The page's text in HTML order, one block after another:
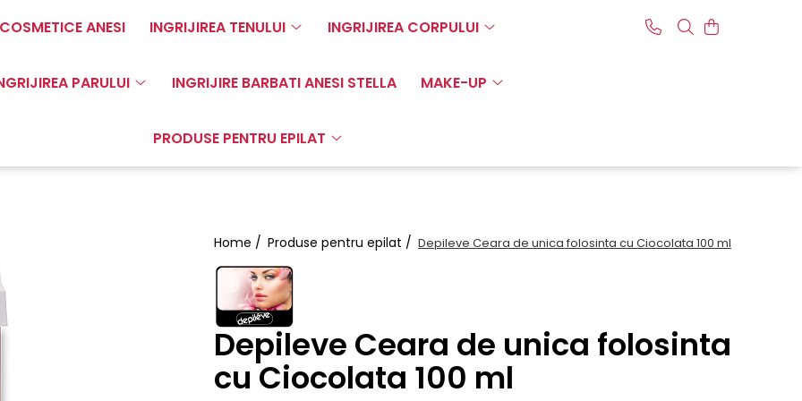
COSMETICE ANESI INGRIJIREA TENULUI INGRIJIREA CORPULUI
PARULUI INGRIJIRE BARBATI ANESI STELLA MAKE-UP
PRODUSE PENTRU EPILAT
Home / Produse pentru epilat / Depileve Ceara de unica folosinta cu Ciocolata 100 ml
Depileve Ceara de unica folosinta
cu Ciocolata 100 ml